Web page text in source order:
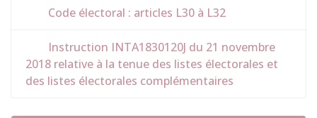
Code électoral : articles L30 à L32
Instruction INTA1830120J du 21 novembre
2018 relative à la tenue des listes électorales et
des listes électorales complémentaires